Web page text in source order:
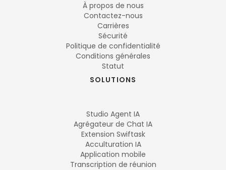
À propos de nous
Contactez-nous
Carrières
Sécurité
Politique de confidentialité
Conditions générales
Statut
SOLUTIONS
Studio Agent IA
Agrégateur de Chat IA
Extension Swiftask
Acculturation IA
Application mobile
Transcription de réunion